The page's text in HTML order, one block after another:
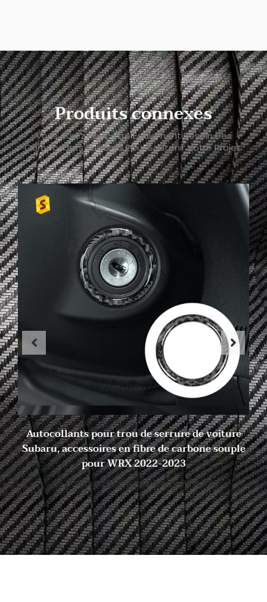
Produits connexes
Vous Aurez Peut-Être Également Besoin Des
Composants Suivants Pour Soutenir Votre Projet.
Autocollants pour trou de serrure de voiture
Subaru, accessoires en fibre de carbone souple
pour WRX 2022-2023
26 octobre 2023 Aucun commentaire